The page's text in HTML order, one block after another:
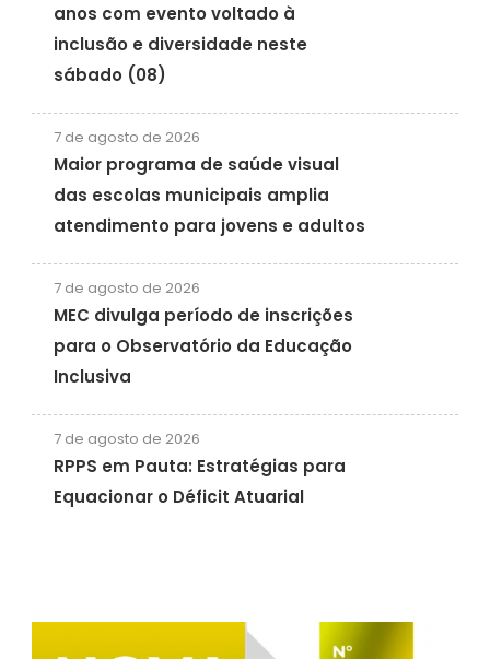
anos com evento voltado à
inclusão e diversidade neste
sábado (08)
7 de agosto de 2026
Maior programa de saúde visual
das escolas municipais amplia
atendimento para jovens e adultos
7 de agosto de 2026
MEC divulga período de inscrições
para o Observatório da Educação
Inclusiva
7 de agosto de 2026
RPPS em Pauta: Estratégias para
Equacionar o Déficit Atuarial